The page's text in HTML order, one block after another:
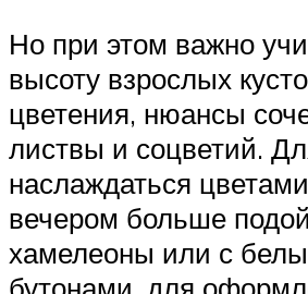
Но при этом важно
высоту взрослых
цветения, нюансы
листвы и соцветий.
наслаждаться
вечером больше
хамелеоны или с